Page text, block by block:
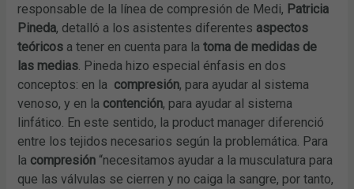
responsable de la línea de compresión de Medi, Patricia
Pineda, detalló a los asistentes diferentes aspectos
teóricos a tener en cuenta para latoma de medidas de
las medias. Pineda hizo especial énfasis en dos
conceptos: en la compresión, para ayudar al sistema
venoso, y en la contención, para ayudar al sistema
linfático. En este sentido, la product manager diferenció
entre los tejidos necesarios según la problemática. Para
la compresión “necesitamos ayudar a la musculatura para
que las válvulas se cierren y no caiga la sangre, por tanto,